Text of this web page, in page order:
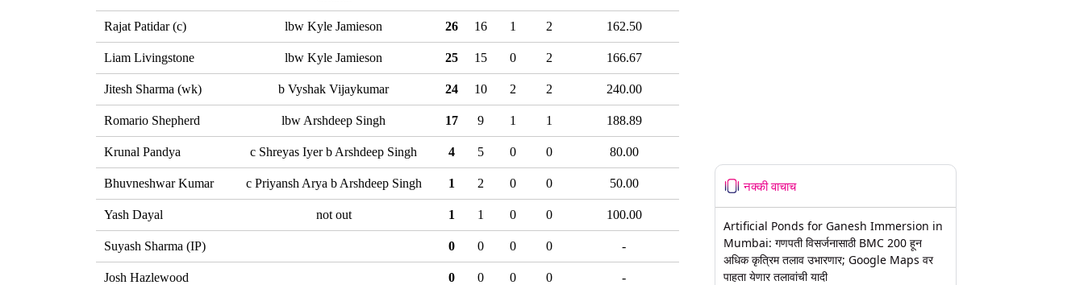
नक्की वाचाच
Artificial Ponds for Ganesh Immersion in
Mumbai: गणपती विसर्जनासाठी BMC 200 हून
अधिक कृत्रिम तलाव उभारणार; Google Maps वर
पाहता येणार तलावांची यादी